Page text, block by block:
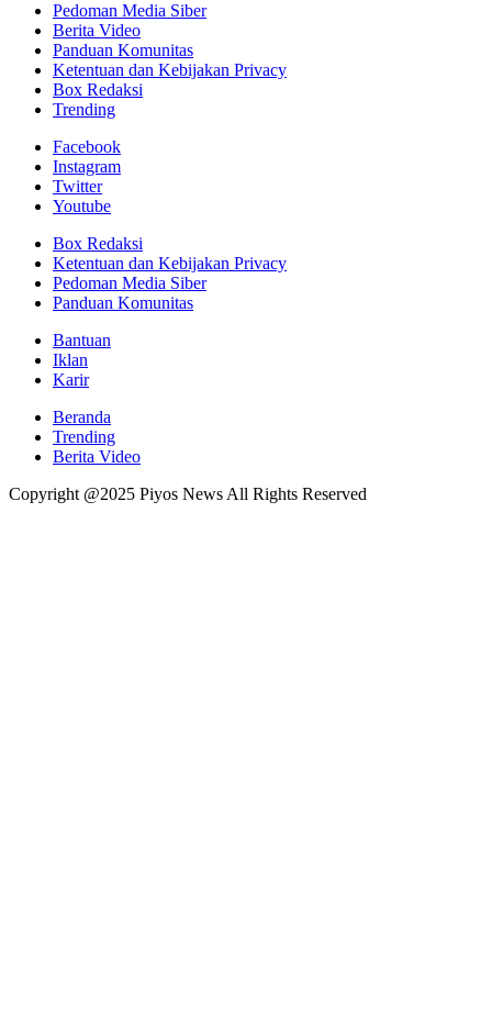
Pedoman Media Siber
Berita Video
Panduan Komunitas
Ketentuan dan Kebijakan Privacy
Box Redaksi
Trending
Facebook
Instagram
Twitter
Youtube
Box Redaksi
Ketentuan dan Kebijakan Privacy
Pedoman Media Siber
Panduan Komunitas
Bantuan
Iklan
Karir
Beranda
Trending
Berita Video
Copyright @2025 Piyos News All Rights Reserved